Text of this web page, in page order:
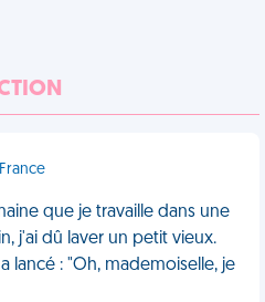
que je travaille dans une
j'ai dû laver un petit vieux.
lancé : "Oh, mademoiselle, je